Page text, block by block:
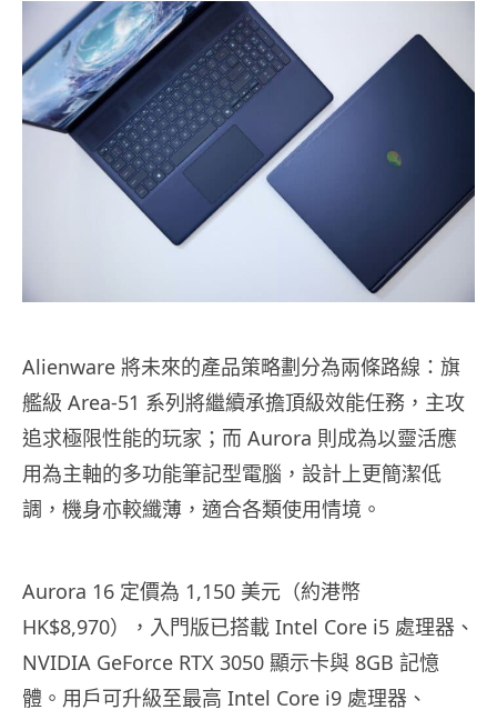
Alienware 將未來的產品策略劃分為兩條路線：旗
艦級 Area-51 系列將繼續承擔頂級效能任務，主攻
追求極限性能的玩家；而 Aurora 則成為以靈活應
用為主軸的多功能筆記型電腦，設計上更簡潔低
調，機身亦較纖薄，適合各類使用情境。
Aurora 16 定價為 1,150 美元（約港幣
HK$8,970），入門版已搭載 Intel Core i5 處理器、
NVIDIA GeForce RTX 3050 顯示卡與 8GB 記憶
體。用戶可升級至最高 Intel Core i9 處理器、